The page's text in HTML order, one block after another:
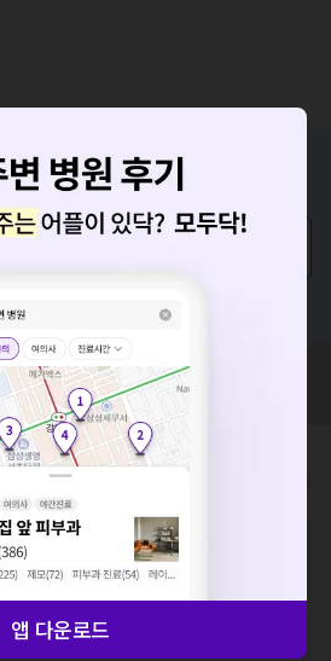
궁금한 점이 있나요?
직접 답해드려요!
요
가 있나요?
비급여/급여 진료란?
용 등으로 실제 가격과 상이할 수 있으니, 정확
문의해주세요.
심사평가원에 고지되어 있는 급여 진료 기준 가
적인 비용이 추가되어, 병원마다 금액이 다르게
다.)
함
리하지 못했습니다.
시적인 오류로, 잠시 후 다시 시도해주
발생할 경우 모두닥 채널톡으로 문의
앱 다운로드